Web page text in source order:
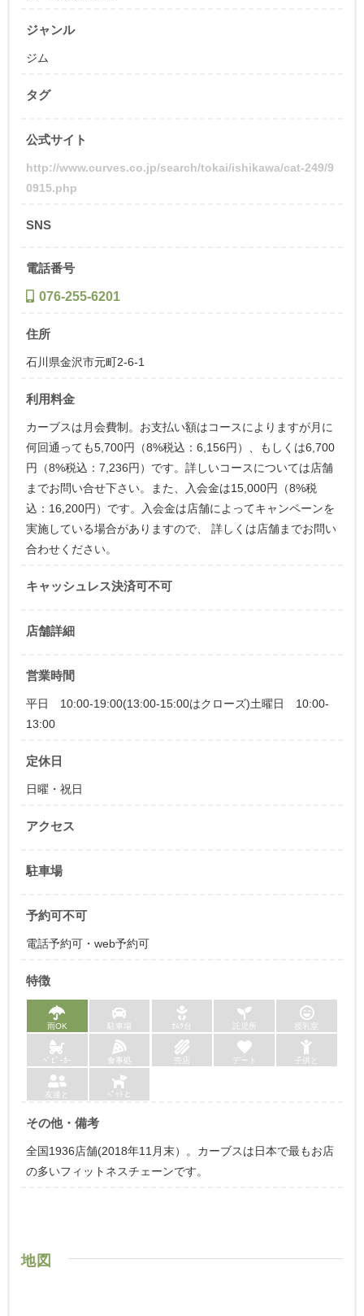
ジャンル
ジム
タグ
公式サイト
http://www.curves.co.jp/search/tokai/ishikawa/cat-249/9
0915.php
SNS
電話番号
076-255-6201
住所
石川県金沢市元町2-6-1
利用料金
カーブスは月会費制。お支払い額はコースによりますが月に
何回通っても5,700円（8%税込：6,156円）、もしくは6,700
円（8%税込：7,236円）です。詳しいコースについては店舗
までお問い合せ下さい。また、入会金は15,000円（8%税
込：16,200円）です。入会金は店舗によってキャンペーンを
実施している場合がありますので、 詳しくは店舗までお問い
合わせください。
キャッシュレス決済可不可
店舗詳細
営業時間
平日 10:00-19:00(13:00-15:00はクローズ)土曜日 10:00-
13:00
定休日
日曜・祝日
アクセス
駐車場
予約可不可
電話予約可・web予約可
特徴
雨OK 駐車場 ｵﾑﾂ台 託児所 授乳室
ﾍﾞﾋﾞｰｶｰ 食事処 売店 デート 子供と
友達と ﾍﾟｯﾄと
その他・備考
全国1936店舗(2018年11月末）。カーブスは日本で最もお店
の多いフィットネスチェーンです。
地図